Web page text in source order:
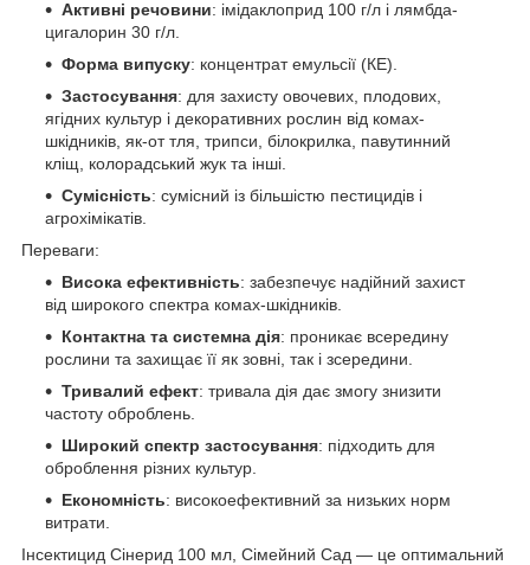
Активні речовини: імідаклоприд 100 г/л і лямбда-
цигалорин 30 г/л.
Форма випуску: концентрат емульсії (КЕ).
Застосування: для захисту овочевих, плодових,
ягідних культур і декоративних рослин від комах-
шкідників, як-от тля, трипси, білокрилка, павутинний
кліщ, колорадський жук та інші.
Сумісність: сумісний із більшістю пестицидів і
агрохімікатів.
Переваги:
Висока ефективність: забезпечує надійний захист
від широкого спектра комах-шкідників.
Контактна та системна дія: проникає всередину
рослини та захищає її як зовні, так і зсередини.
Тривалий ефект: тривала дія дає змогу знизити
частоту оброблень.
Широкий спектр застосування: підходить для
оброблення різних культур.
Економність: високоефективний за низьких норм
витрати.
Інсектицид Сінерид 100 мл, Сімейний Сад — це оптимальний